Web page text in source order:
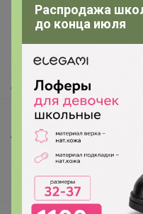
Как здесь все устроено?
Как получить?
Доставка
Шоурумы
Торговые марки
Наша команда
В наличии
Распродажа
до конца июля